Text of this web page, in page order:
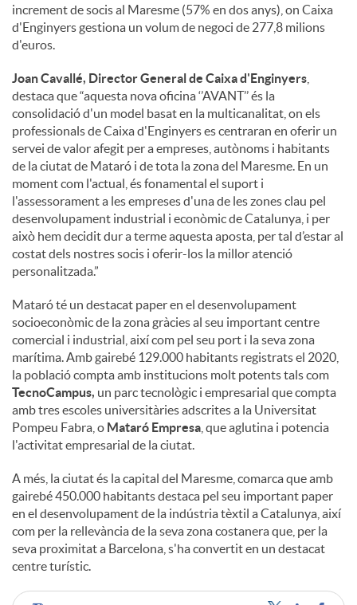
increment de socis al Maresme (57% en dos anys), on Caixa
d'Enginyers gestiona un volum de negoci de 277,8 milions
d'euros.
Joan Cavallé, Director General de Caixa d'Enginyers
destaca que “aquesta nova oficina ‘’AVANT’’ és la
consolidació d'un model basat en la multicanalitat, on els
professionals de Caixa d'Enginyers es centraran en oferir un
servei de valor afegit per a empreses, autònoms i habitants
de la ciutat de Mataró i de tota la zona del Maresme. En un
moment com l'actual, és fonamental el suport i
l'assessorament a les empreses d'una de les zones clau pel
desenvolupament industrial i econòmic de Catalunya, i per
això hem decidit dur a terme aquesta aposta, per tal d’estar al
costat dels nostres socis i oferir-los la millor atenció
personalitzada.”
Mataró té un destacat paper en el desenvolupament
socioeconòmic de la zona gràcies al seu important centre
comercial i industrial, així com pel seu port i la seva zona
marítima. Amb gairebé 129.000 habitants registrats el 2020,
la població compta amb institucions molt potents tals com
TecnoCampus, un parc tecnològic i empresarial que compta
amb tres escoles universitàries adscrites a la Universitat
Pompeu Fabra, o Mataró Empresa , que aglutina i potencia
l'activitat empresarial de la ciutat.
A més, la ciutat és la capital del Maresme, comarca que amb
gairebé 450.000 habitants destaca pel seu important paper
en el desenvolupament de la indústria tèxtil a Catalunya, així
com per la rellevància de la seva zona costanera que, per la
seva proximitat a Barcelona, s'ha convertit en un destacat
centre turístic.